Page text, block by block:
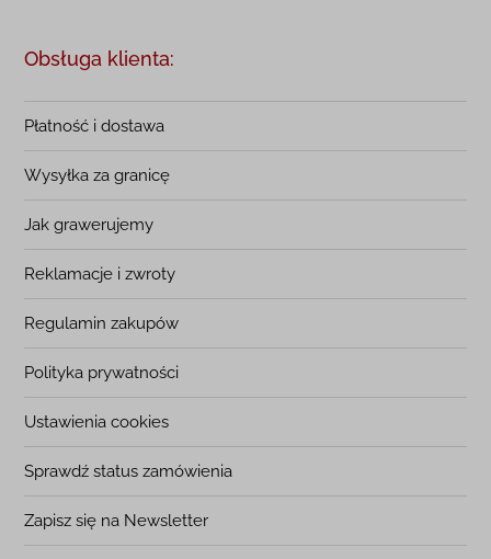
Obsługa klienta:
Płatność i dostawa
Wysyłka za granicę
Jak grawerujemy
Reklamacje i zwroty
Regulamin zakupów
Polityka prywatności
Ustawienia cookies
Sprawdź status zamówienia
Zapisz się na Newsletter